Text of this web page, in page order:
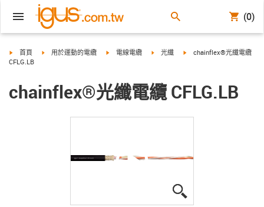
(0)
igus-icon-arrow-right
首頁 igus-icon-arrow-right
用於運動的電纜 igus-icon-arrow-right
電線電纜 igus-icon-arrow-right
光纖 igus-icon-arrow-right
chainflex®光纖電纜
CFLG.LB
chainflex®光纖電纜 CFLG.LB